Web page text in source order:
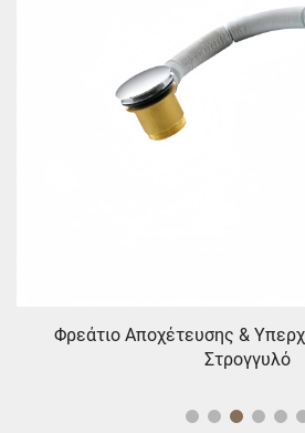
Φρεάτιο Αποχέτευσης &
Στρογγυλό